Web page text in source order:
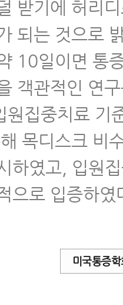
받기에 허리
되는 것으로
10일이면 통
객관적인 연
원집중치료 기
목디스크 비
하였고, 입원
으로 입증하였
미국통증